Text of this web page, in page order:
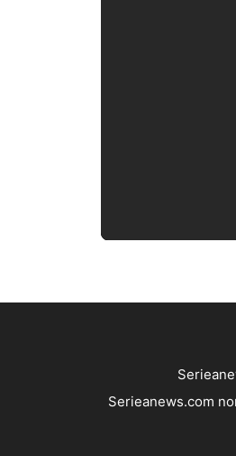
Serieanews.com